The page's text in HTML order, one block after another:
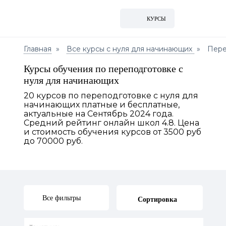
КУРСЫ
Главная Все курсы с нуля для начинающих
Курсы обучения по переподготовке с
нуля для начинающих
20 курсов по переподготовке с нуля для
начинающих платные и бесплатные,
актуальные на Сентябрь 2024 года.
Средний рейтинг онлайн школ 4.8. Цена
и стоимость обучения курсов от 3500 руб
до 70000 руб.
Все фильтры Сортировка